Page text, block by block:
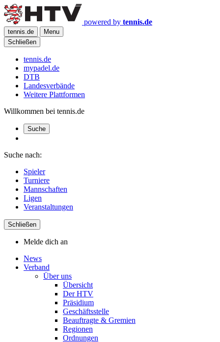
powered by tennis.de
tennis.de
Menu
Schließen
tennis.de
mypadel.de
DTB
Landesverbände
Weitere Plattformen
Willkommen bei tennis.de
Suche
Suche nach:
Spieler
Turniere
Mannschaften
Ligen
Veranstaltungen
Schließen
Melde dich an
News
Verband
Über uns
Übersicht
Der HTV
Präsidium
Geschäftsstelle
Beauftragte & Gremien
Regionen
Ordnungen